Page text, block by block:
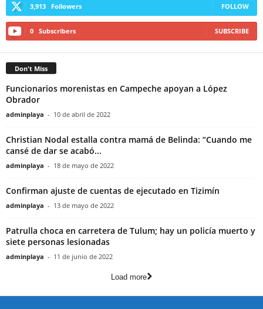
3,913 Followers FOLLOW
0 Subscribers SUBSCRIBE
Don't Miss
Funcionarios morenistas en Campeche apoyan a López
Obrador
adminplaya - 10 de abril de 2022
Christian Nodal estalla contra mamá de Belinda: “Cuando me
cansé de dar se acabó...
adminplaya - 18 de mayo de 2022
Confirman ajuste de cuentas de ejecutado en Tizimín
adminplaya - 13 de mayo de 2022
Patrulla choca en carretera de Tulum; hay un policía muerto y
siete personas lesionadas
adminplaya - 11 de junio de 2022
Load more